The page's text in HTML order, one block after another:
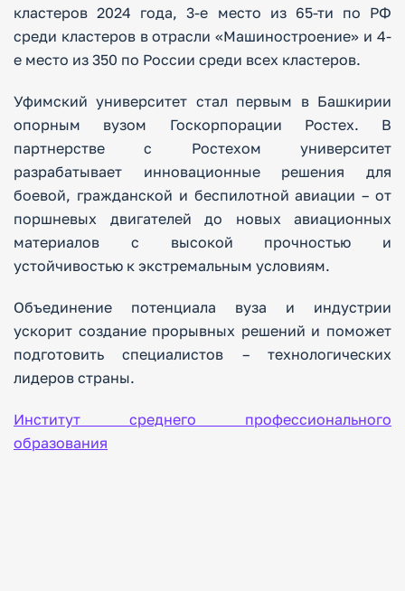
кластеров 2024 года, 3-е место из 65-ти по РФ
среди кластеров в отрасли «Машиностроение» и 4-
е место из 350 по России среди всех кластеров.
Уфимский университет стал первым в Башкирии
опорным вузом Госкорпорации Ростех. В
партнерстве с Ростехом университет
разрабатывает инновационные решения для
боевой, гражданской и беспилотной авиации – от
поршневых двигателей до новых авиационных
материалов с высокой прочностью и
устойчивостью к экстремальным условиям.
Объединение потенциала вуза и индустрии
ускорит создание прорывных решений и поможет
подготовить специалистов – технологических
лидеров страны.
Институт среднего профессионального
образования